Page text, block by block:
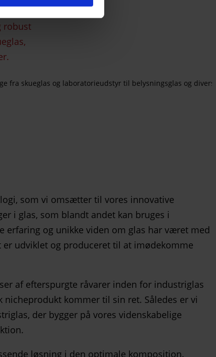
fra skueglas og laboratorieudstyr til belysningsglas og
som vi omsætter til vores innovative
i glas, som blandt andet kan bruges i
erfaring og unikke viden om glas har været med
udviklet og produceret til at imødekomme
af efterspurgte råvarer inden for industriglas
kommer til sin ret. Således er vi
der bygger på vores videnskabelige
løsning i den optimale komposition.